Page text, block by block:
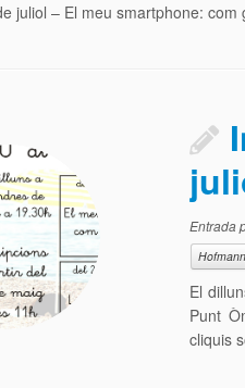
juliol – El meu smartphone:
Entrada
Hofmann
El
Punt
cliquis